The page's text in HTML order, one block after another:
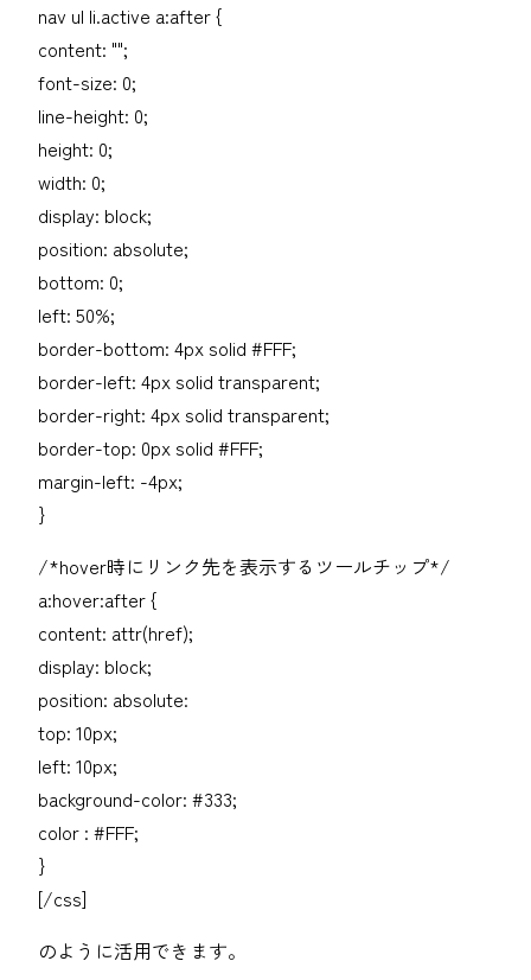
nav ul li.active a:after {
content: "";
font-size: 0;
line-height: 0;
height: 0;
width: 0;
display: block;
position: absolute;
bottom: 0;
left: 50%;
border-bottom: 4px solid #FFF;
border-left: 4px solid transparent;
border-right: 4px solid transparent;
border-top: 0px solid #FFF;
margin-left: -4px;
}
/*hover時にリンク先を表示するツールチップ*/
a:hover:after {
content: attr(href);
display: block;
position: absolute:
top: 10px;
left: 10px;
background-color: #333;
color : #FFF;
}
[/css]
のように活用できます。